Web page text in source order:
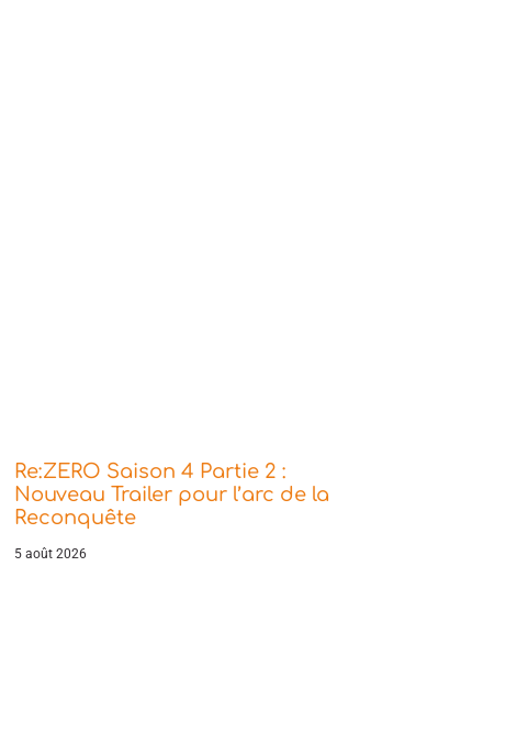
Re:ZERO Saison 4 Partie 2 :
Nouveau Trailer pour l’arc de la
Reconquête
5 août 2026